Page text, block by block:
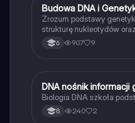
BBiologia
Budowa DNA i
Zrozum podstawy
strukturę nukleotydów
azotowych. Dowiedz się,
na cechy organizmów
6 907 9
DBiologia
DNA nośnik informacji
Biologia DNA szkoła
8 240 2